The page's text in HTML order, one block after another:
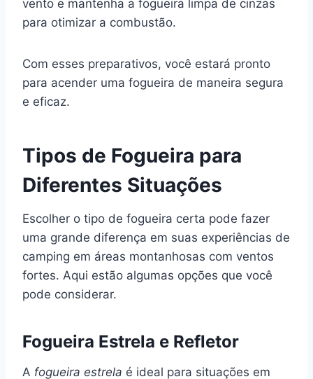
vento e mantenha a fogueira limpa de cinzas
para otimizar a combustão.
Com esses preparativos, você estará pronto
para acender uma fogueira de maneira segura
e eficaz.
Tipos de Fogueira para
Diferentes Situações
Escolher o tipo de fogueira certa pode fazer
uma grande diferença em suas experiências de
camping em áreas montanhosas com ventos
fortes. Aqui estão algumas opções que você
pode considerar.
Fogueira Estrela e Refletor
A fogueira estrela é ideal para situações em